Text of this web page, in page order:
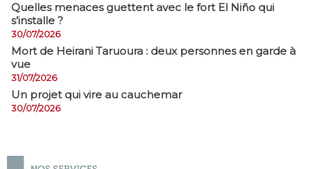
Quelles menaces guettent avec le fort El Niño qui
s’installe ?
30/07/2026
Mort de Heirani Taruoura : deux personnes en garde à
vue
31/07/2026
Un projet qui vire au cauchemar
30/07/2026